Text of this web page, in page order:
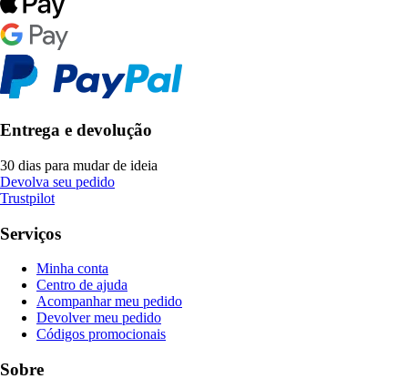
Entrega e devolução
30 dias para mudar de ideia
Devolva seu pedido
Trustpilot
Serviços
Minha conta
Centro de ajuda
Acompanhar meu pedido
Devolver meu pedido
Códigos promocionais
Sobre